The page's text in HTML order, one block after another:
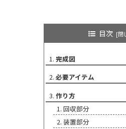
目次
完成図
必要アイテム
作り方
回収部分
装置部分